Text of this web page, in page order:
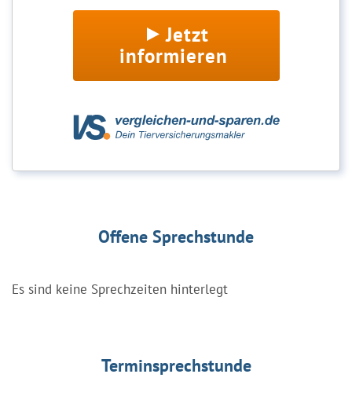
Jetzt
informieren
Offene Sprechstunde
Es sind keine Sprechzeiten hinterlegt
Terminsprechstunde